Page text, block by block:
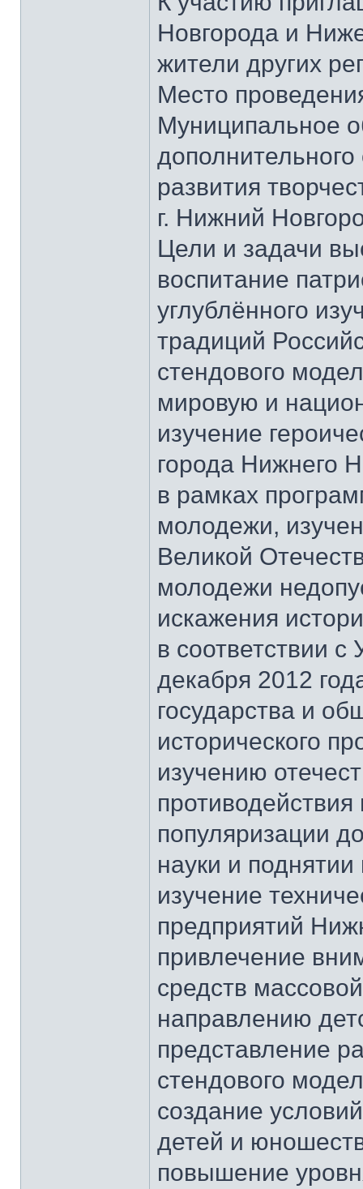
Новгорода и
жители других
Место
Муниципальное
развития
г. Нижний
Цели и задачи
воспитание
углублённого
традиций
стендового
мировую и
изучение
города Нижнего
в рамках
молодежи,
Великой
молодежи
искажения
в соответствии
декабря 2012
государства и
исторического
изучению
популяризации
науки и
изучение
предприятий
привлечение
средств
направлению
представление
стендового
создание
детей и
повышение